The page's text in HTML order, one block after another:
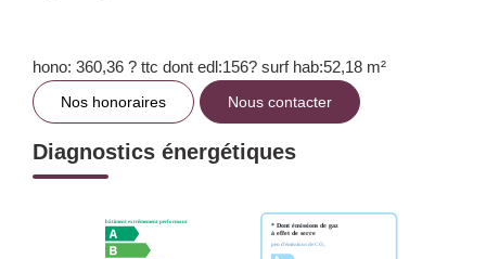
hono: 360,36 ? ttc dont edl:156? surf hab:52,18 m²
Nos honoraires Nous contacter
Diagnostics énergétiques